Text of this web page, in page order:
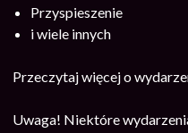
Przyspieszenie
i wiele innych
Przeczytaj więcej o
Uwaga! Niektóre